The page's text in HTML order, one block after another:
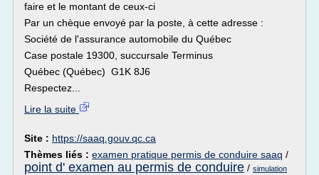
faire et le montant de ceux-ci
Par un chèque envoyé par la poste, à cette adresse :
Société de l'assurance automobile du Québec
Case postale 19300, succursale Terminus
Québec (Québec) G1K 8J6
Respectez...
Lire la suite
Site : https://saaq.gouv.qc.ca
Thèmes liés : examen pratique permis de conduire saaq /
point d' examen au permis de conduire / simulation